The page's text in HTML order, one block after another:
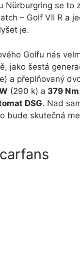
Nürburgring se to
– Golf VII R a
je.
Golfu nás
jako šestá
a přeplňovaný
(290 k) a 379 Nm
DSG. Nad
bude skutečná